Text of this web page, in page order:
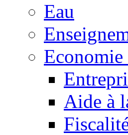
Eau
Economie
Aide à